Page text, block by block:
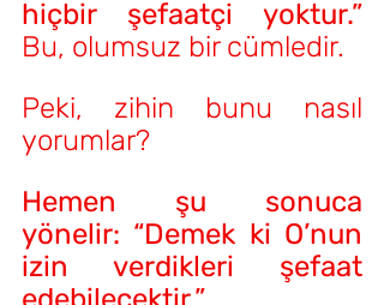
Bu, olumsuz bir cümledir.
Peki, zihin bunu nasıl
yorumlar?
Hemen şu sonuca
yönelir: “Demek ki O’nun
izin verdikleri şefaat